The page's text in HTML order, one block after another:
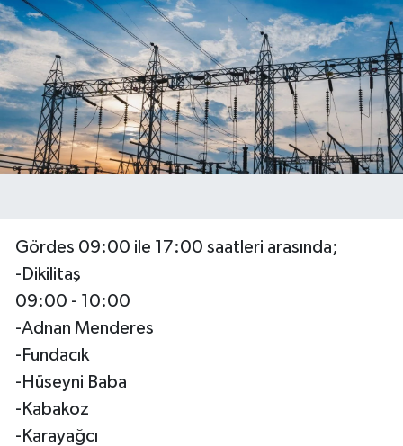
Gördes 09:00 ile 17:00 saatleri arasında;
-Dikilitaş
09:00 - 10:00
-Adnan Menderes
-Fundacık
-Hüseyni Baba
-Kabakoz
-Karayağcı